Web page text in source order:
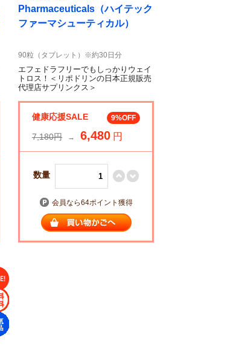
Pharmaceuticals（ハイテック
ファーマシューティカル）
90粒（タブレット）※約30日分
エフェドラフリーでもしっかりウェイ
トロス！＜リポドリンの日本正規販売
代理店サプリンクス＞
9%OFF
健康応援SALE
7,180円 → 6,480 円
数量
会員なら64ポイント獲得